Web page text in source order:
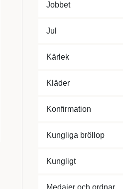
Jobbet
Jul
Kärlek
Kläder
Konfirmation
Kungliga bröllop
Kungligt